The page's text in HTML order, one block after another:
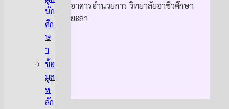
นัก
ศึก
ษ
า
ข้อ
มูล
ห
ลัก
อาคารอำนวยการ วิทยาลัยอาชีวศึกษา
ยะลา